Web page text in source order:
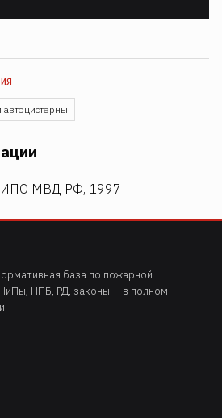
МВД РФ, 1997
база по пожарной
НПБ, РД, законы — в полном